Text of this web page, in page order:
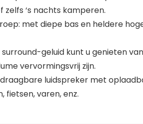
‘s nachts kamperen.
met diepe bas en heldere
geluid kunt u genieten
vervormingsvrij zijn.
luidspreker met
fietsen, varen, enz.